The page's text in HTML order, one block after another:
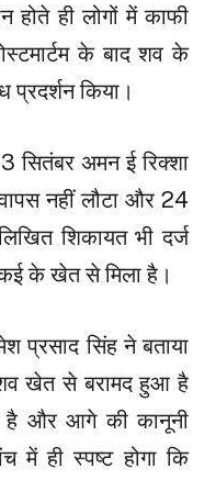
ही लोगों में काफी
के बाद शव के
किया।
सितंबर अमन ई रिक्शा
नहीं लौटा और 24
शिकायत भी दर्ज
के खेत से मिला है।
प्रसाद सिंह ने बताया
खेत से बरामद हुआ है
है और आगे की कानूनी
में ही स्पष्ट होगा कि